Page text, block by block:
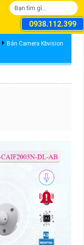
0938.112.399
Bán Camera Kbvision